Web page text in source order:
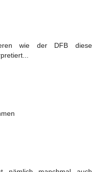
wie der DFB diese